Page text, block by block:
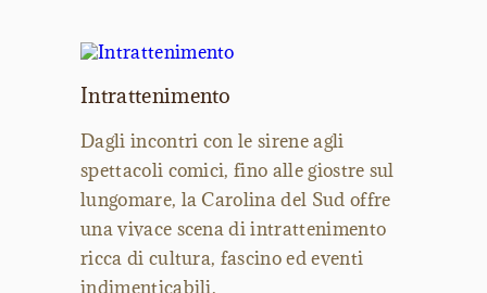
Intrattenimento
Dagli incontri con le sirene agli
spettacoli comici, fino alle giostre sul
lungomare, la Carolina del Sud offre
una vivace scena di intrattenimento
ricca di cultura, fascino ed eventi
indimenticabili.